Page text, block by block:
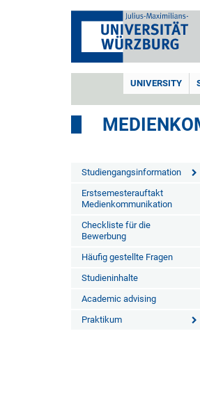
UNIVERSITY
Studiengangsinformation
Erstsemesterauftakt
Medienkommunikation
Checkliste für die
Bewerbung
Häufig gestellte Fragen
Studieninhalte
Academic advising
Praktikum